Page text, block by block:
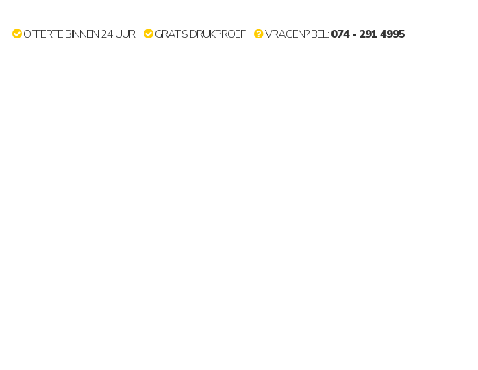
OFFERTE BINNEN 24 UUR GRATIS DRUKPROEF VRAGEN? BEL:074 - 291 4995